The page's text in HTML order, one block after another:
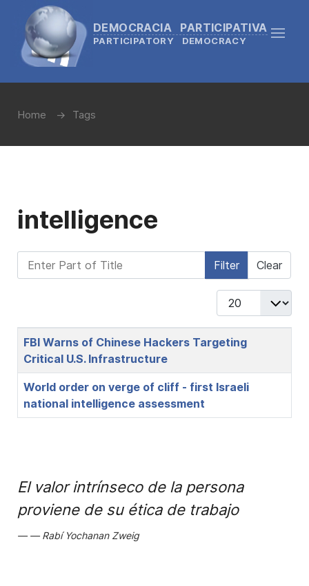
DEMOCRACIA PARTICIPATIVA
PARTICIPATORY DEMOCRACY
Home Tags
intelligence
Enter Part of Title Filter Clear
Display #
Title
FBI Warns of Chinese Hackers Targeting
Critical U.S. Infrastructure
World order on verge of cliff - first Israeli
national intelligence assessment
El valor intrínseco de la persona
proviene de su ética de trabajo
Rabí Yochanan Zweig